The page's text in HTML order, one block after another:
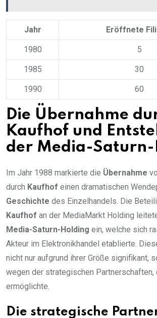
Jahr Eröffnete
1980 5
1985 30
1990 60
Die Übernahme
Kaufhof und
der Media-
Im Jahr 1988 markierte die Übernahme
durch Kaufhof einen dramatischen
Geschichte des Einzelhandels. Die
Kaufhof an der MediaMarkt Holding
Media-Saturn-Holding ein, welche sich
Akteur im Elektronikhandel etablierte.
nicht nur aufgrund ihrer Größe signifikant,
wegen der strategischen Partnerschaften,
ermöglichte.
Die strategische